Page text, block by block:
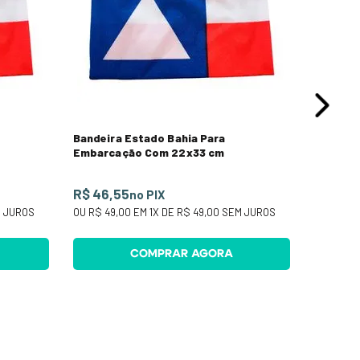
JUROS
Bandeira Estado Bahia Para
Embarcação Com 22x33 cm
R$ 46,55no PIX
OU R$ 49,00 EM 1X DE R$ 49,00 SEM JUROS
COMPRAR AGORA